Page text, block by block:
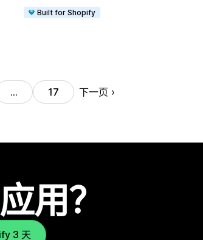
Built for Shopify
… 17 下一页
用？
3 天